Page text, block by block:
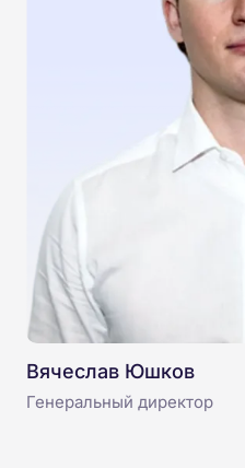
Вячеслав Юшков
Генеральный директор